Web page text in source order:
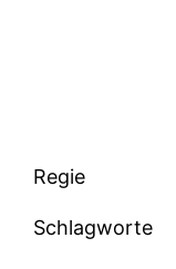
Regie
Schlagworte